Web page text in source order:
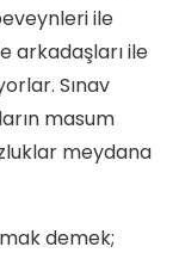
ile
arkadaşları ile
Sınav
masum
meydana
demek;